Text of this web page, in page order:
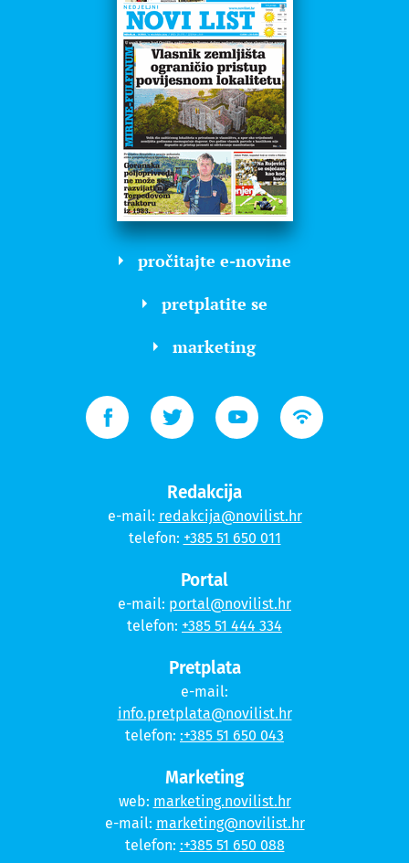
pročitajte e-novine
pretplatite se
marketing
Redakcija
e-mail: redakcija@novilist.hr
telefon: +385 51 650 011
Portal
e-mail: portal@novilist.hr
telefon: +385 51 444 334
Pretplata
e-mail:
info.pretplata@novilist.hr
telefon: :+385 51 650 043
Marketing
web: marketing.novilist.hr
e-mail: marketing@novilist.hr
telefon: :+385 51 650 088